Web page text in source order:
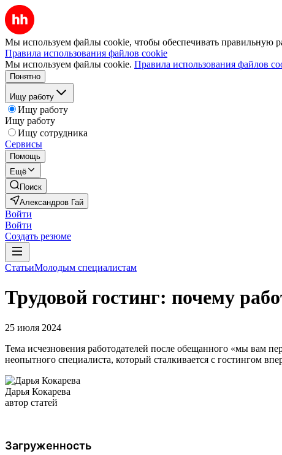
Мы используем файлы cookie, чтобы обеспечивать правильную
Правила использования файлов cookie
Мы используем файлы cookie. Правила использования файлов
Понятно
Ищу работу
Ищу работу
Ищу работу
Ищу сотрудника
Сервисы
Помощь
Ещё
Поиск
Александров Гай
Войти
Войти
Создать резюме
СтатьиМолодым специалистам
Трудовой гостинг: почему
25 июля 2024
Тема исчезновения работодателей после обещанного «мы вам
неопытного специалиста, который сталкивается с гостингом
Дарья Кокарева
автор статей
Загруженность